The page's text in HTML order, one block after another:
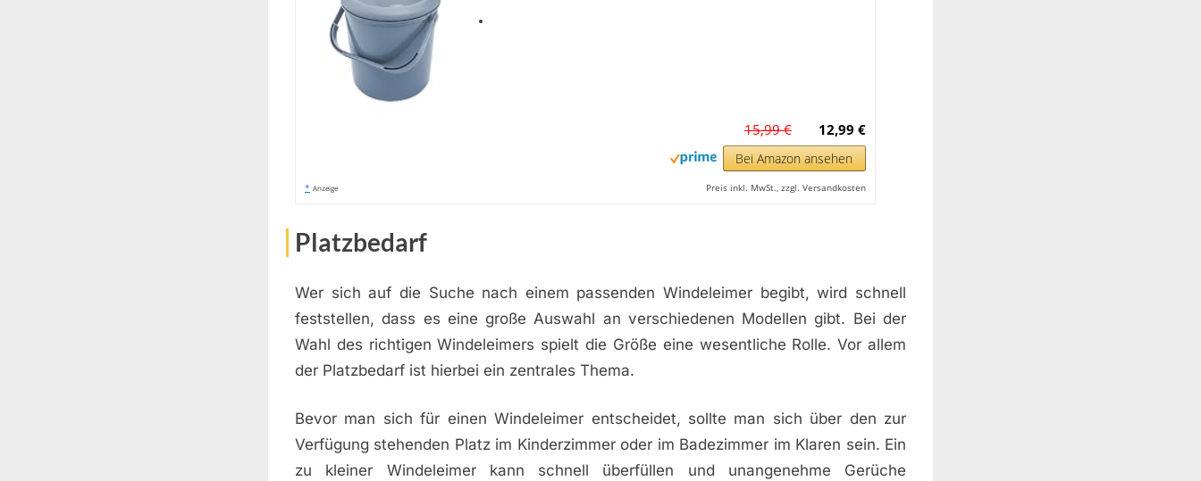
12,99 €
15,99 €
Bei Amazon ansehen
* Anzeige Preis inkl. MwSt., zzgl. Versandkosten
Platzbedarf
Wer sich auf die Suche nach einem passenden Windeleimer begibt, wird schnell
feststellen, dass es eine große Auswahl an verschiedenen Modellen gibt. Bei der
Wahl des richtigen Windeleimers spielt die Größe eine wesentliche Rolle. Vor allem
der Platzbedarf ist hierbei ein zentrales Thema.
Bevor man sich für einen Windeleimer entscheidet, sollte man sich über den zur
Verfügung stehenden Platz im Kinderzimmer oder im Badezimmer im Klaren sein. Ein
zu kleiner Windeleimer kann schnell überfüllen und unangenehme Gerüche